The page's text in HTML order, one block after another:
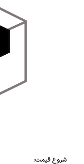
شروع قیمت: